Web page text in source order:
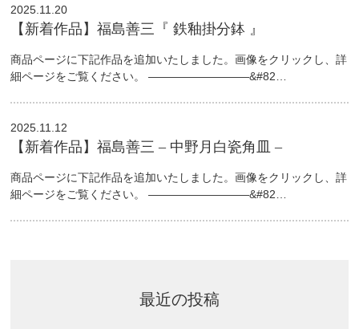
2025.11.20
【新着作品】福島善三『 鉄釉掛分鉢 』
商品ページに下記作品を追加いたしました。画像をクリックし、詳
細ページをご覧ください。 —————————&#82…
2025.11.12
【新着作品】福島善三 – 中野月白瓷角皿 –
商品ページに下記作品を追加いたしました。画像をクリックし、詳
細ページをご覧ください。 —————————&#82…
最近の投稿